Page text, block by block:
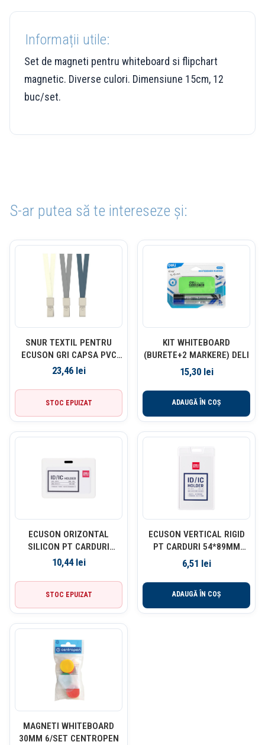
Informații utile:
Set de magneti pentru whiteboard si flipchart
magnetic. Diverse culori. Dimensiune 15cm, 12
buc/set.
S-ar putea să te intereseze și:
SNUR TEXTIL PENTRU
ECUSON GRI CAPSA PVC
450*10MM 12 BUC/SET
23,46 lei
STOC EPUIZAT
KIT WHITEBOARD
(BURETE+2 MARKERE) DELI
15,30 lei
ADAUGĂ ÎN COȘ
ECUSON ORIZONTAL
SILICON PT CARDURI
89*54MM RAMA ALBA DELI
10,44 lei
STOC EPUIZAT
ECUSON VERTICAL RIGID
PT CARDURI 54*89MM
RAMA ALBA DESCHIDERE
LATERALA DELI
6,51 lei
ADAUGĂ ÎN COȘ
MAGNETI WHITEBOARD
30MM 6/SET CENTROPEN